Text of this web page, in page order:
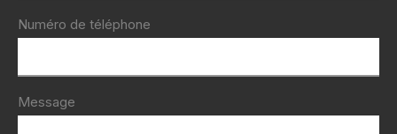
Numéro de téléphone
Message